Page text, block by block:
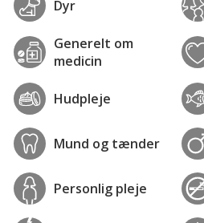
Dyr
Generelt om
medicin
Hudpleje
Mund og tænder
Personlig pleje